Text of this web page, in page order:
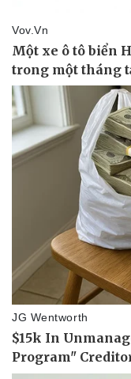
Thể thao
Bóng đá
Lịch thi đấu bóng đá
Thế giới thể thao
eSports
Hậu trường